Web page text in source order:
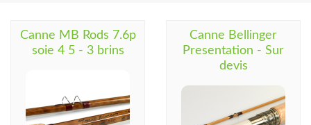
Canne MB Rods 7.6p
soie 4 5 - 3 brins
Canne Bellinger
Presentation - Sur
devis